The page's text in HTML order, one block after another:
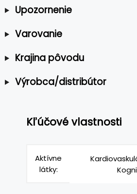
Upozornenie
Varovanie
Krajina pôvodu
Výrobca/distribútor
Kľúčové vlastnosti
Aktívne
látky: